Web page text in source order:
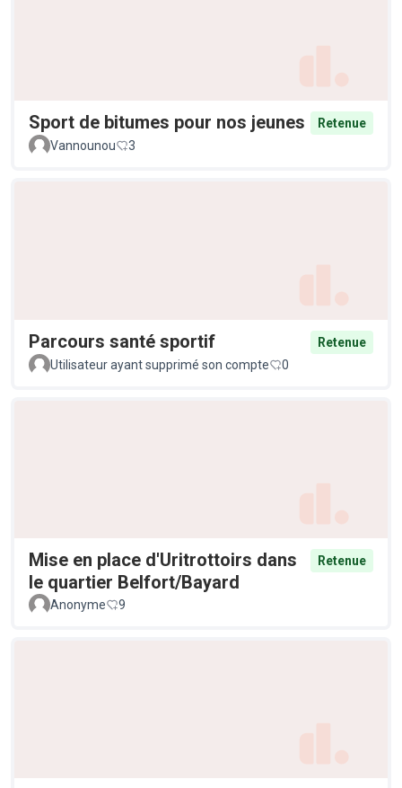
Sport de bitumes pour nos jeunes
Retenue
Vannounou
3
Parcours santé sportif
Retenue
Utilisateur ayant supprimé son compte
0
Mise en place d'Uritrottoirs dans
le quartier Belfort/Bayard
Retenue
Anonyme 9